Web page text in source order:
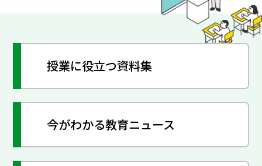
授業に役立つ資料集
今がわかる教育ニュース